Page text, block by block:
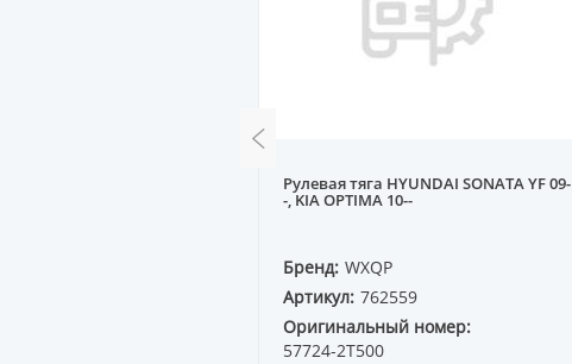
Рулевая тяга HYUNDAI SONATA YF 09-
-, KIA OPTIMA 10--
Бренд: WXQP
Артикул: 762559
Оригинальный номер:
57724-2T500